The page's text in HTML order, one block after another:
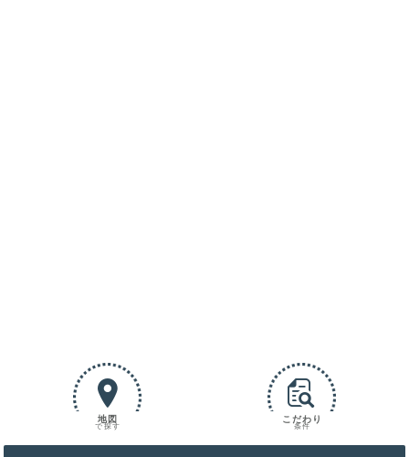
地図
で探す
こだわり
条件